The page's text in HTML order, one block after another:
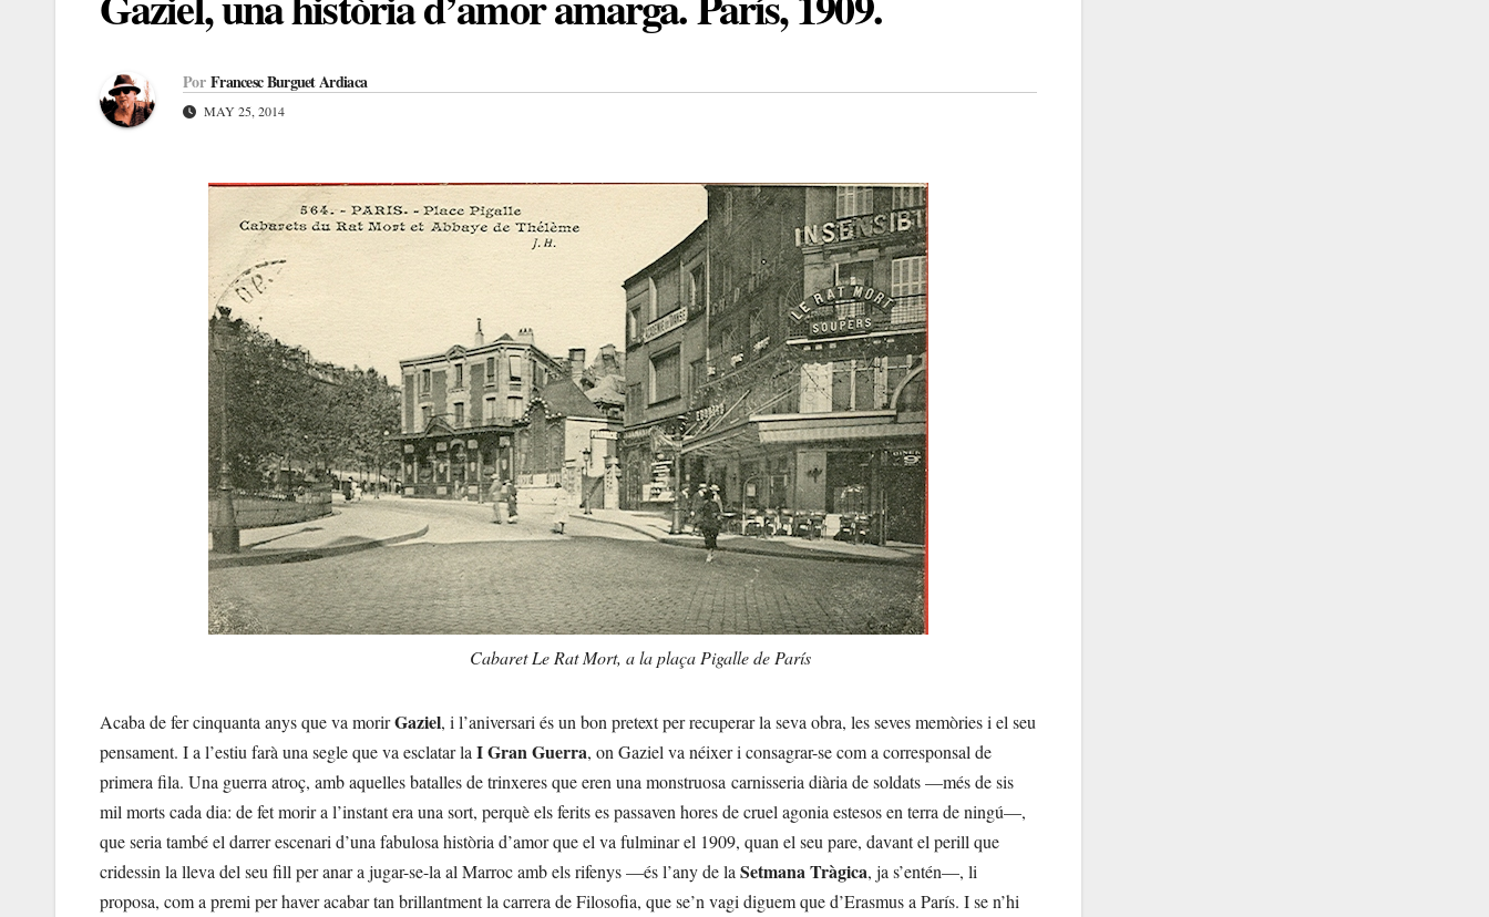
Por Francesc Burguet Ardiaca
MAY 25, 2014
Cabaret Le Rat Mort, a la plaça Pigalle de París
Acaba de fer cinquanta anys que va morirGaziel, i l’aniversari és un bon pretext per recuperar la seva obra, les seves memòries i el seu
pensament. I a l’estiu farà una segle que va esclatar la I Gran Guerra, on Gaziel va néixer i consagrar-se com a corresponsal de
primera fila. Una guerra atroç, amb aquelles batalles de trinxeres que eren una monstruosa carnisseria diària de soldats —més de sis
mil morts cada dia: de fet morir a l’instant era una sort, perquè els ferits es passaven hores de cruel agonia estesos en terra de ningú—,
que seria també el darrer escenari d’una fabulosa història d’amor que el va fulminar el 1909, quan el seu pare, davant el perill que
cridessin la lleva del seu fill per anar a jugar-se-la al Marroc amb els rifenys —és l’any de la Setmana Tràgica, ja s’entén—, li
proposa, com a premi per haver acabar tan brillantment la carrera de Filosofia, que se’n vagi diguem que d’Erasmus a París. I se n’hi